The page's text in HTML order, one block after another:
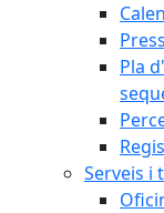
Pla
Serveis i